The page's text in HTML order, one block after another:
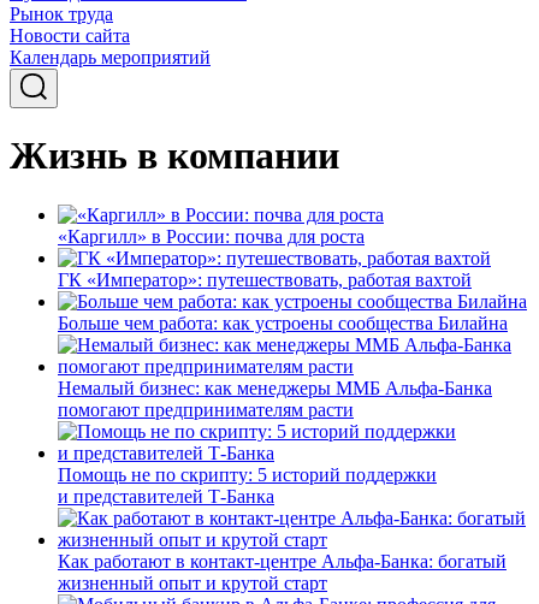
Рынок труда
Новости сайта
Календарь мероприятий
Жизнь в компании
«Каргилл» в России: почва для роста
ГК «Император»: путешествовать, работая вахтой
Больше чем работа: как устроены сообщества Билайна
Немалый бизнес: как менеджеры ММБ Альфа-Банка
помогают предпринимателям расти
Помощь не по скрипту: 5 историй поддержки
и представителей Т-Банка
Как работают в контакт-центре Альфа-Банка: богатый
жизненный опыт и крутой старт